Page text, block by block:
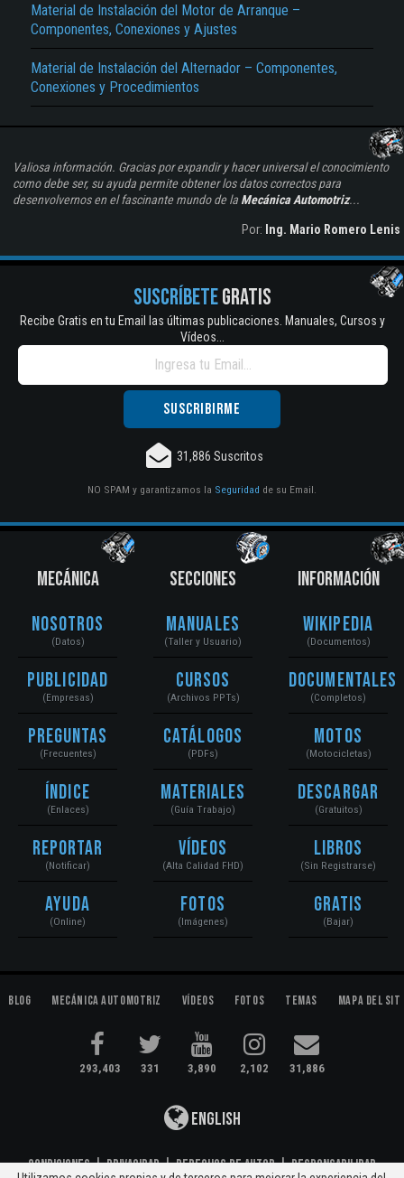
Material de Instalación del Motor de Arranque –
Componentes, Conexiones y Ajustes
Material de Instalación del Alternador – Componentes,
Conexiones y Procedimientos
Valiosa información. Gracias por expandir y hacer universal el conocimiento
como debe ser, su ayuda permite obtener los datos correctos para
desenvolvernos en el fascinante mundo de la Mecánica Automotriz...
Por: Ing. Mario Romero Lenis
SUSCRÍBETEGRATIS
Recibe Gratis en tu Email las últimas publicaciones. Manuales, Cursos y
Vídeos...
31,886 Suscritos
NO SPAM y garantizamos la Seguridad de su Email.
MECÁNICA
Nosotros
(Datos)
Publicidad
(Empresas)
Preguntas
(Frecuentes)
Índice
(Enlaces)
Reportar
(Notificar)
Ayuda
(Online)
SECCIONES
Manuales
(Taller y Usuario)
Cursos
(Archivos PPTs)
Catálogos
(PDFs)
Materiales
(Guía Trabajo)
Vídeos
(Alta Calidad FHD)
Fotos
(Imágenes)
INFORMACIÓN
Wikipedia
(Documentos)
Documentales
(Completos)
Motos
(Motocicletas)
Descargar
(Gratuitos)
Libros
(Sin Registrarse)
Gratis
(Bajar)
Blog Mecánica Automotriz Vídeos Fotos Temas Mapa del
293,403 331 3,890 2,102 31,886
English
Condiciones|Privacidad|Derechos de Autor|Responsabilidad